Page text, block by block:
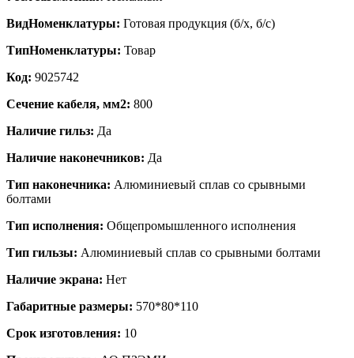
ВидНоменклатуры: Готовая продукция (б/х, б/с)
ТипНоменклатуры: Товар
Код: 9025742
Сечение кабеля, мм2: 800
Наличие гильз: Да
Наличие наконечников: Да
Тип наконечника: Алюминиевый сплав со срывными
болтами
Тип исполнения: Общепромышленного исполнения
Тип гильзы: Алюминиевый сплав со срывными болтами
Наличие экрана: Нет
Габаритные размеры: 570*80*110
Срок изготовления: 10